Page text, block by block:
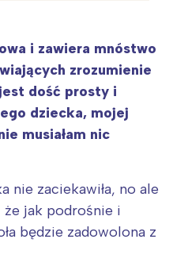
i zawiera mnóstwo
zrozumienie
dość prosty i
dziecka, mojej
musiałam nic
nie zaciekawiła, no ale
że jak podrośnie i
będzie zadowolona z